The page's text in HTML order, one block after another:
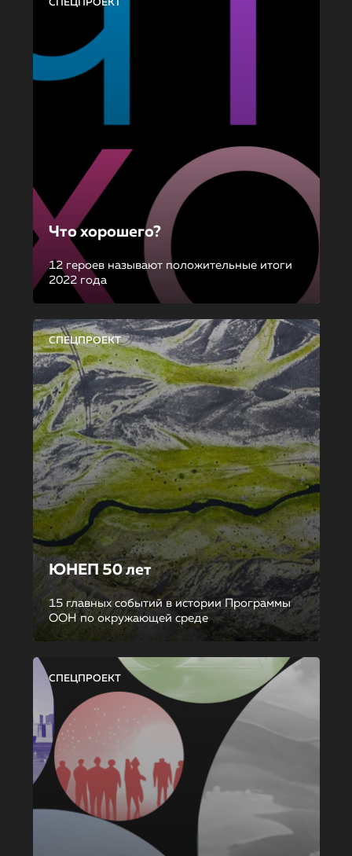
СПЕЦПРОЕКТ
Что хорошего?
12 героев называют положительные итоги
2022 года
СПЕЦПРОЕКТ
ЮНЕП 50 лет
15 главных событий в истории Программы
ООН по окружающей среде
СПЕЦПРОЕКТ